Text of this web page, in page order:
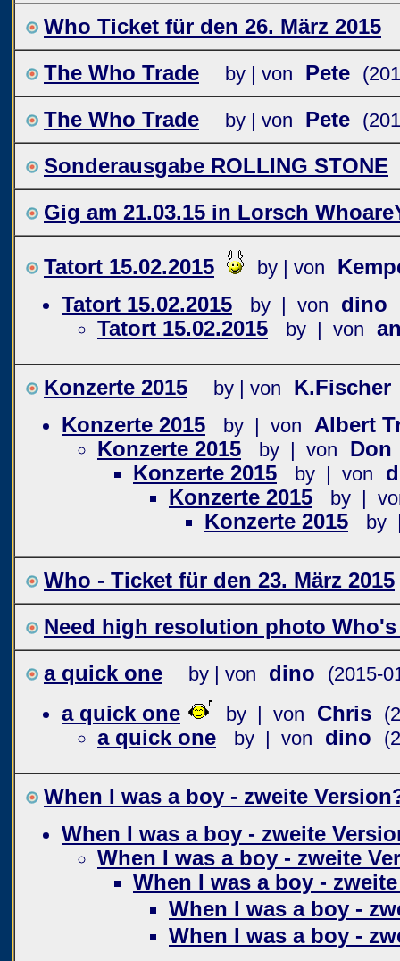
Who Ticket für den 26. März 2015
The Who Trade
by | von Pete
The Who Trade by | von Pete
Sonderausgabe ROLLING STONE
Gig am 21.03.15 in Lorsch
Tatort 15.02.2015 by | von
Tatort 15.02.2015
by | von
dino
Tatort 15.02.2015
by | von
Konzerte 2015 by | von
K.Fischer
Konzerte 2015
by | von
Albert
Konzerte 2015
by | von
Don
Konzerte 2015
by | von
Konzerte 2015
by |
Konzerte 2015 by
Who - Ticket für den 23. März 2015
Need high resolution photo
a quick one
by | von dino (2015-
a quick one by | von Chris
a quick one by | von dino
When I was a boy - zweite
When I was a boy - zweite
When I was a boy - zweite
When I was a boy -
When I was a boy -
When I was a boy -